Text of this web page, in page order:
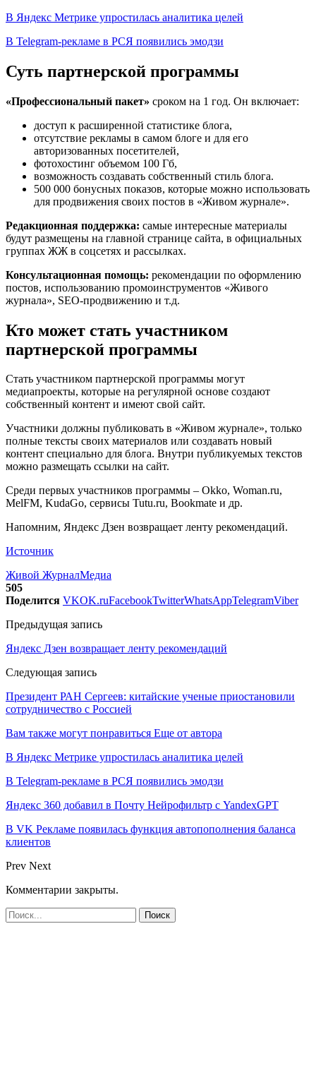
В Яндекс Метрике упростилась аналитика целей
В Telegram-рекламе в РСЯ появились эмодзи
Суть партнерской программы
«Профессиональный пакет» сроком на 1 год. Он включает:
доступ к расширенной статистике блога,
отсутствие рекламы в самом блоге и для его
авторизованных посетителей,
фотохостинг объемом 100 Гб,
возможность создавать собственный стиль блога.
500 000 бонусных показов, которые можно использовать
для продвижения своих постов в «Живом журнале».
Редакционная поддержка: самые интересные материалы
будут размещены на главной странице сайта, в официальных
группах ЖЖ в соцсетях и рассылках.
Консультационная помощь: рекомендации по оформлению
постов, использованию промоинструментов «Живого
журнала», SEO-продвижению и т.д.
Кто может стать участником
партнерской программы
Стать участником партнерской программы могут
медиапроекты, которые на регулярной основе создают
собственный контент и имеют свой сайт.
Участники должны публиковать в «Живом журнале», только
полные тексты своих материалов или создавать новый
контент специально для блога. Внутри публикуемых текстов
можно размещать ссылки на сайт.
Среди первых участников программы – Okko, Woman.ru,
MelFM, KudaGo, сервисы Tutu.ru, Bookmate и др.
Напомним, Яндекс Дзен возвращает ленту рекомендаций.
Источник
Живой ЖурналМедиа
505
Поделится VKOK.ruFacebookTwitterWhatsAppTelegramViber
Предыдущая запись
Яндекс Дзен возвращает ленту рекомендаций
Следующая запись
Президент РАН Сергеев: китайские ученые приостановили
сотрудничество с Россией
Вам также могут понравиться Еще от автора
В Яндекс Метрике упростилась аналитика целей
В Telegram-рекламе в РСЯ появились эмодзи
Яндекс 360 добавил в Почту Нейрофильтр с YandexGPT
В VK Рекламе появилась функция автопополнения баланса
клиентов
Prev Next
Комментарии закрыты.